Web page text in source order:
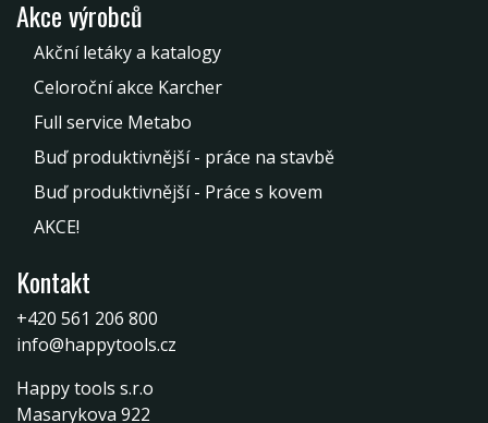
Akce výrobců
Akční letáky a katalogy
Celoroční akce Karcher
Full service Metabo
Buď produktivnější - práce na stavbě
Buď produktivnější - Práce s kovem
AKCE!
Kontakt
+420 561 206 800
info@happytools.cz
Happy tools s.r.o
Masarykova 922